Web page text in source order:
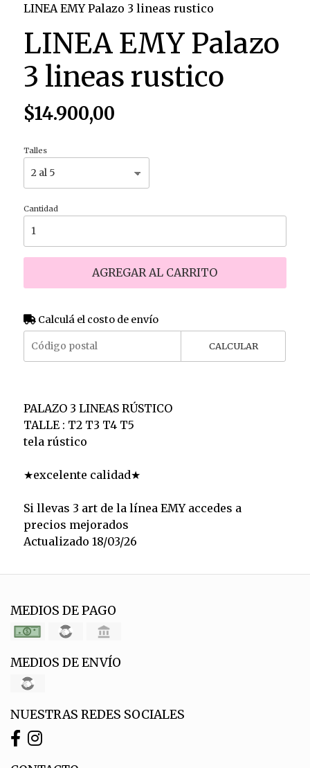
LINEA EMY Palazo 3 lineas rustico
LINEA EMY Palazo
3 lineas rustico
$14.900,00
Talles
Cantidad
AGREGAR AL CARRITO
Calculá el costo de envío
CALCULAR
PALAZO 3 LINEAS RÚSTICO
TALLE : T2 T3 T4 T5
tela rústico
★excelente calidad★
Si llevas 3 art de la línea EMY accedes a
precios mejorados
Actualizado 18/03/26
MEDIOS DE PAGO
MEDIOS DE ENVÍO
NUESTRAS REDES SOCIALES